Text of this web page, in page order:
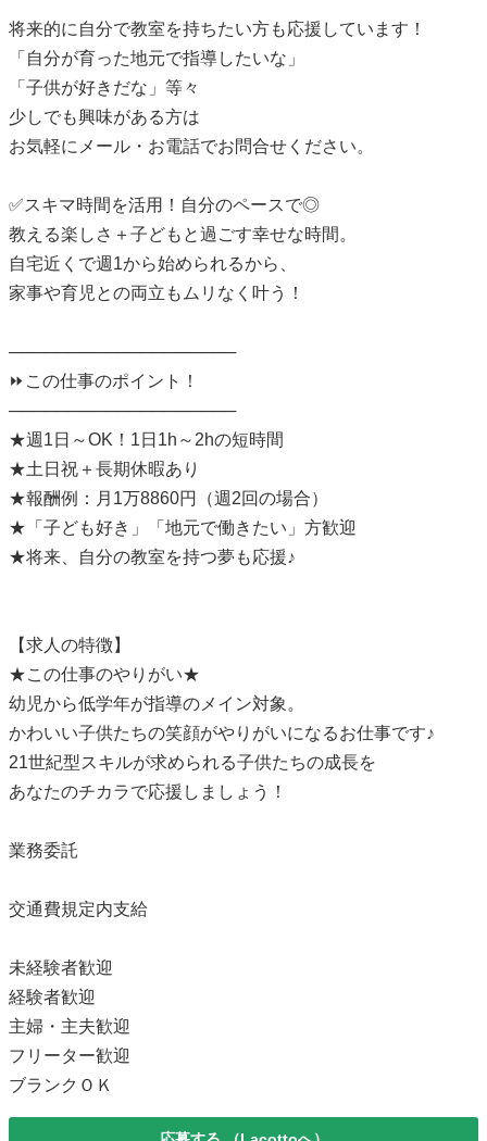
将来的に自分で教室を持ちたい方も応援しています！
「自分が育った地元で指導したいな」
「子供が好きだな」等々
少しでも興味がある方は
お気軽にメール・お電話でお問合せください。
✅スキマ時間を活用！自分のペースで◎
教える楽しさ＋子どもと過ごす幸せな時間。
自宅近くで週1から始められるから、
家事や育児との両立もムリなく叶う！
───────────────────
⏩この仕事のポイント！
───────────────────
★週1日～OK！1日1h～2hの短時間
★土日祝＋長期休暇あり
★報酬例：月1万8860円（週2回の場合）
★「子ども好き」「地元で働きたい」方歓迎
★将来、自分の教室を持つ夢も応援♪
【求人の特徴】
★この仕事のやりがい★
幼児から低学年が指導のメイン対象。
かわいい子供たちの笑顔がやりがいになるお仕事です♪
21世紀型スキルが求められる子供たちの成長を
あなたのチカラで応援しましょう！
業務委託
交通費規定内支給
未経験者歓迎
経験者歓迎
主婦・主夫歓迎
フリーター歓迎
ブランクＯＫ